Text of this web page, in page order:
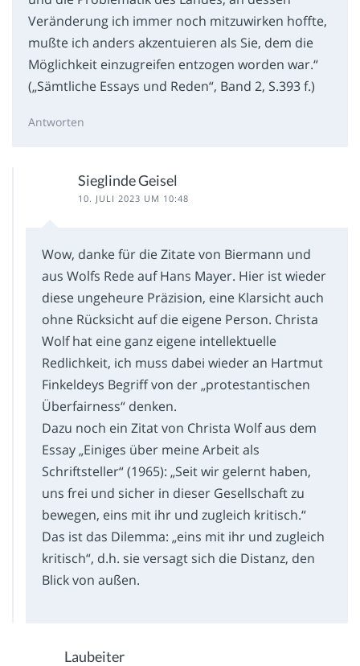
Veränderung ich immer noch mitzuwirken hoffte,
mußte ich anders akzentuieren als Sie, dem die
Möglichkeit einzugreifen entzogen worden war.“
(„Sämtliche Essays und Reden“, Band 2, S.393 f.)
Antworten
Sieglinde Geisel
10. JULI 2023 UM 10:48
Wow, danke für die Zitate von Biermann und
aus Wolfs Rede auf Hans Mayer. Hier ist wieder
diese ungeheure Präzision, eine Klarsicht auch
ohne Rücksicht auf die eigene Person. Christa
Wolf hat eine ganz eigene intellektuelle
Redlichkeit, ich muss dabei wieder an Hartmut
Finkeldeys Begriff von der „protestantischen
Überfairness“ denken.
Dazu noch ein Zitat von Christa Wolf aus dem
Essay „Einiges über meine Arbeit als
Schriftsteller“ (1965): „Seit wir gelernt haben,
uns frei und sicher in dieser Gesellschaft zu
bewegen, eins mit ihr und zugleich kritisch.“
Das ist das Dilemma: „eins mit ihr und zugleich
kritisch“, d.h. sie versagt sich die Distanz, den
Blick von außen.
Laubeiter